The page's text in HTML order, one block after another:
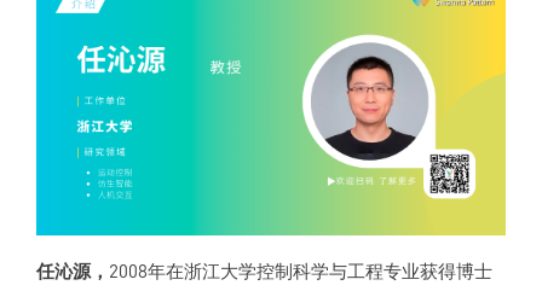
任沁源， 2008年在浙江大学控制科学与工程专业获得博士